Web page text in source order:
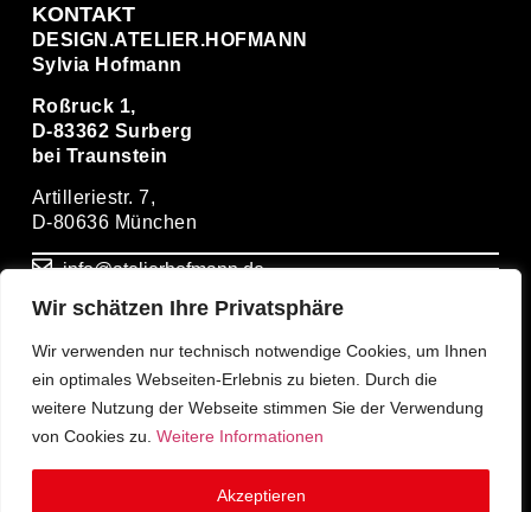
Wir schätzen Ihre Privatsphäre
Wir verwenden nur technisch notwendige Cookies, um Ihnen
ein optimales Webseiten-Erlebnis zu bieten. Durch die
weitere Nutzung der Webseite stimmen Sie der Verwendung
von Cookies zu. Weitere Informationen
Akzeptieren
KONTAKT
DESIGN.ATELIER.HOFMANN
Sylvia Hofmann
Roßruck 1,
D-83362 Surberg
bei Traunstein
Artilleriestr. 7,
D-80636 München
info@atelierhofmann.de
+ 49(0)1714939399